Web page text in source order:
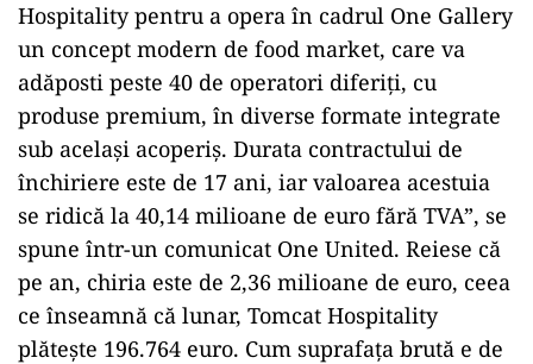
Hospitality pentru a opera în cadrul One Gallery
un concept modern de food market, care va
adăposti peste 40 de operatori diferiţi, cu
produse premium, în diverse formate integrate
sub acelaşi acoperiş. Durata contractului de
închiriere este de 17 ani, iar valoarea acestuia
se ridică la 40,14 milioane de euro fără TVA”, se
spune într-un comunicat One United. Reiese că
pe an, chiria este de 2,36 milioane de euro, ceea
ce înseamnă că lunar, Tomcat Hospitality
plătește 196.764 euro. Cum suprafața brută e de